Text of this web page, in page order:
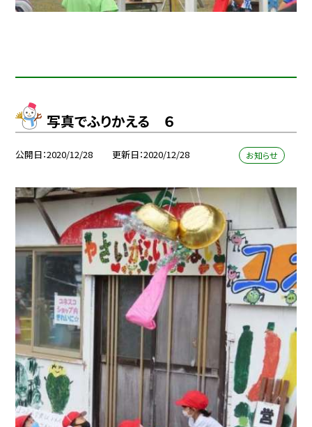
写真でふりかえる ６
公開日 2020/12/28 更新日 2020/12/28 お知らせ